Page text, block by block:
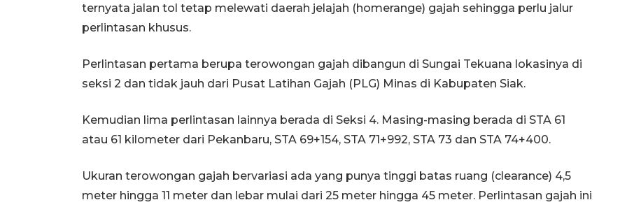
ternyata jalan tol tetap melewati daerah jelajah (homerange) gajah sehingga perlu jalur
perlintasan khusus.
Perlintasan pertama berupa terowongan gajah dibangun di Sungai Tekuana lokasinya di
seksi 2 dan tidak jauh dari Pusat Latihan Gajah (PLG) Minas di Kabupaten Siak.
Kemudian lima perlintasan lainnya berada di Seksi 4. Masing-masing berada di STA 61
atau 61 kilometer dari Pekanbaru, STA 69+154, STA 71+992, STA 73 dan STA 74+400.
Ukuran terowongan gajah bervariasi ada yang punya tinggi batas ruang (clearance) 4,5
meter hingga 11 meter dan lebar mulai dari 25 meter hingga 45 meter. Perlintasan gajah ini